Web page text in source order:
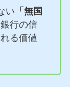
い 「無国
行の信
る価値